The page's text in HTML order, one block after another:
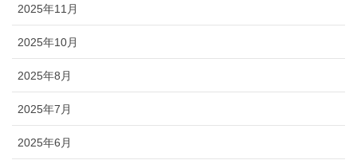
2025年11月
2025年10月
2025年8月
2025年7月
2025年6月